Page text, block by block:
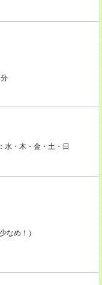
・木・金・土・日
なめ！）